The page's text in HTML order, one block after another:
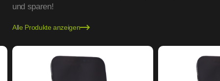
und sparen!
Alle Produkte anzeigen